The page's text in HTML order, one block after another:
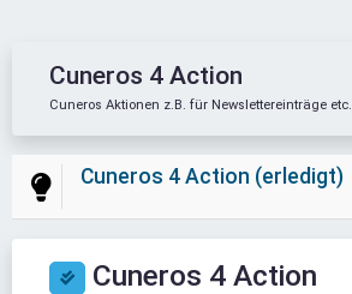
Cuneros 4 Action
Cuneros Aktionen z.B. für Newslettereinträge etc.
Cuneros 4 Action (erledigt)
Cuneros 4 Action